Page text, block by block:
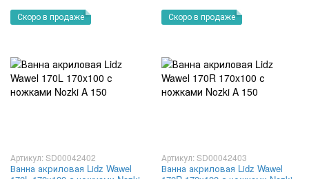
Скоро в продаже
Артикул: SD00042402
Ванна акриловая Lidz Wawel
Скоро в продаже
Артикул: SD00042403
Ванна акриловая Lidz Wawel